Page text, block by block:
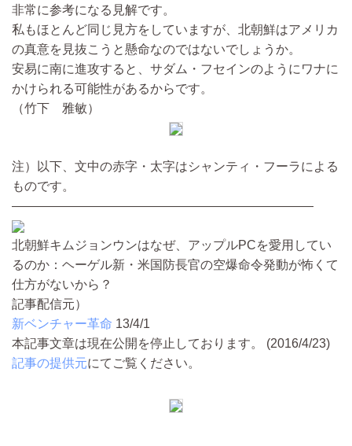
非常に参考になる見解です。
私もほとんど同じ見方をしていますが、北朝鮮はアメリカ
の真意を見抜こうと懸命なのではないでしょうか。
安易に南に進攻すると、サダム・フセインのようにワナに
かけられる可能性があるからです。
（竹下 雅敏）
注）以下、文中の赤字・太字はシャンティ・フーラによる
ものです。
————————————————————————
北朝鮮キムジョンウンはなぜ、アップルPCを愛用してい
るのか：ヘーゲル新・米国防長官の空爆命令発動が怖くて
仕方がないから？
記事配信元）
新ベンチャー革命 13/4/1
本記事文章は現在公開を停止しております。 (2016/4/23)
記事の提供元にてご覧ください。